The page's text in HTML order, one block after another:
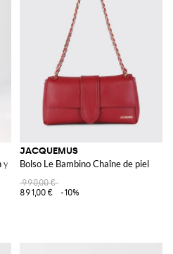
y seda
JACQUEMUS
Bolso Le Bambino Chaîne de piel
990,00 €
891,00 €
-10%